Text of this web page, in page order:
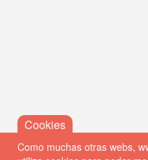
Como muchas otras webs,